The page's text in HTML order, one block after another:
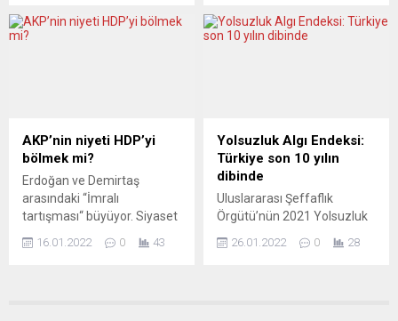
problemine dikkat çekti.
karşılamakta zorlandıklarını
vurguladı. Türkiye
Yönetim Kurulu,
gazetecilerin ekonomik
krizden ciddi ölçüde zarar
gördüğüne dikkat çekerek
ülkede yeniden gündeme
getirdi. Peki, Türkiye’de
ay radikal bir adım atarak
Covid-19 aşısını tüm
yetişkinler için zorunlu hale
AKP’nin niyeti HDP’yi
bölmek mi?
Erdoğan ve Demirtaş
arasındaki “İmralı
tartışması“ büyüyor. Siyaset
seçimlerde kritik önem
16.01.2022 0 43
Yolsuzluk Algı Endeksi:
Türkiye son 10 yılın
dibinde
Uluslararası Şeffaflık
Örgütü’nün 2021 Yolsuzluk
arasında 96. sırada yer alan
26.01.2022 0 28